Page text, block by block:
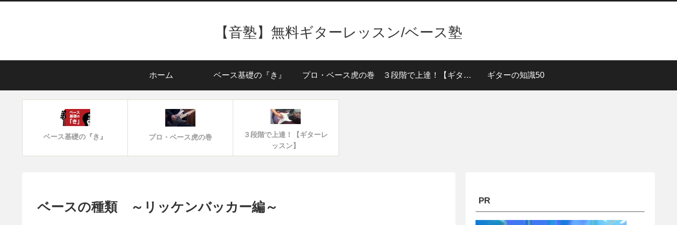
【音塾】無料ギターレッスン/ベース塾
ホーム ベース基礎の『き』 プロ・ベース虎の巻 ３段階で上達！【ギターレッスン】 ギターの知識50
ベース基礎の『き』 プロ・ベース虎の巻
３段階で上達！【ギターレ
ッスン】
ベースの種類 ～リッケンバッカー編～ PR